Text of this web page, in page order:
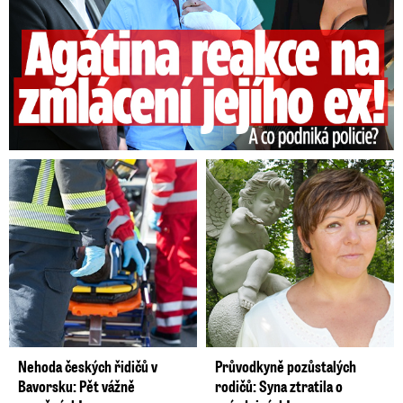
Potřebujete Ombudsmana Blesku?
NAPIŠTE NÁM SVÉ PŘÍBĚHY
Na adresu redakce: Blesk OMBUDSMAN,
Komunardů 42, 170 00 Praha 7 nebo na e-
mailovou adresu:ombudsman@cncenter.cz
Nezapomeňte připsat také svoje telefonní
číslo. Podmínkou je zveřejnění vašeho příběhu
v deníku Blesk a reportáže na Blesk.cz!
Nehoda českých řidičů v
Bavorsku: Pět vážně
Průvodkyně pozůstalých
rodičů: Syna ztratila o